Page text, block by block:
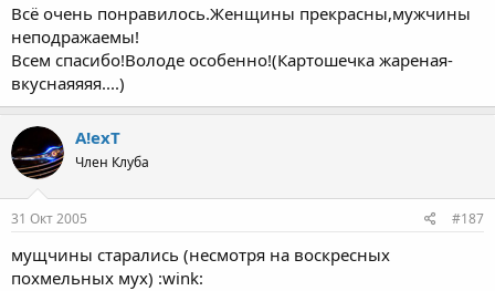
Всё очень понравилось.Женщины прекрасны,мужчины
неподражаемы!
Всем спасибо!Володе особенно!(Картошечка жареная-
вкуснаяяяя....)
A!exT
Член Клуба
31 Окт 2005 #187
мущчины старались (несмотря на воскресных
похмельных мух) :wink: